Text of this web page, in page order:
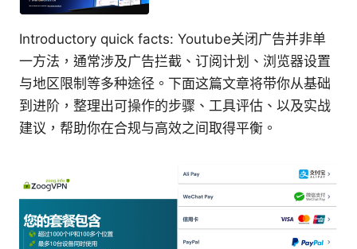
Introductory quick facts: Youtube关闭广告并非单
一方法，通常涉及广告拦截、订阅计划、浏览器设置
与地区限制等多种途径。下面这篇文章将带你从基础
到进阶，整理出可操作的步骤、工具评估、以及实战
建议，帮助你在合规与高效之间取得平衡。